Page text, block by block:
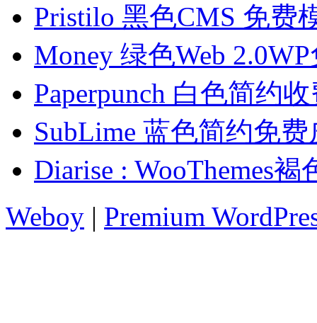
Pristilo 黑色CMS 免费
Money 绿色Web
Paperpunch 白色简约
SubLime 蓝色简约免费
Diarise : WooThemes
Weboy | Premium